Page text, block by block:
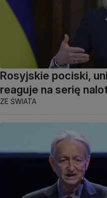
Rosyjskie pociski,
reaguje na serię
ZE ŚWIATA